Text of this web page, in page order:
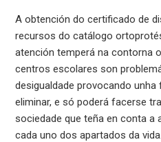
A obtención do certificado de
recursos do catálogo
atención temperá na contorna
centros escolares son
desigualdade provocando unha
eliminar, e só poderá facerse
sociedade que teña en conta a
cada uno dos apartados da vida.